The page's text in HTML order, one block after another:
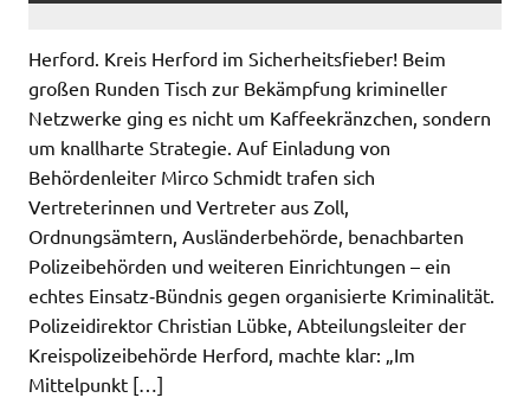
Herford. Kreis Herford im Sicherheitsfieber! Beim
großen Runden Tisch zur Bekämpfung krimineller
Netzwerke ging es nicht um Kaffeekränzchen, sondern
um knallharte Strategie. Auf Einladung von
Behördenleiter Mirco Schmidt trafen sich
Vertreterinnen und Vertreter aus Zoll,
Ordnungsämtern, Ausländerbehörde, benachbarten
Polizeibehörden und weiteren Einrichtungen – ein
echtes Einsatz‑Bündnis gegen organisierte Kriminalität.
Polizeidirektor Christian Lübke, Abteilungsleiter der
Kreispolizeibehörde Herford, machte klar: „Im
Mittelpunkt […]